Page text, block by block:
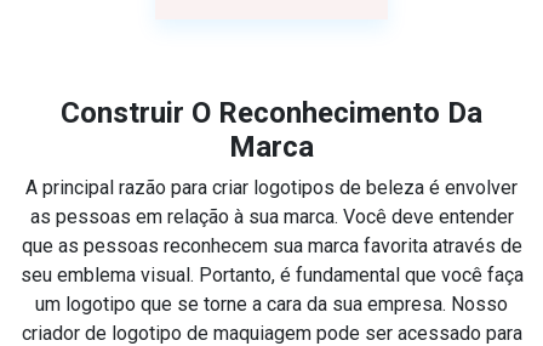
Construir O Reconhecimento Da
Marca
A principal razão para criar logotipos de beleza é envolver
as pessoas em relação à sua marca. Você deve entender
que as pessoas reconhecem sua marca favorita através de
seu emblema visual. Portanto, é fundamental que você faça
um logotipo que se torne a cara da sua empresa. Nosso
criador de logotipo de maquiagem pode ser acessado para